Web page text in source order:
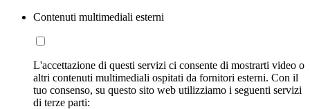
Contenuti multimediali esterni
L'accettazione di questi servizi ci consente di mostrarti video o
altri contenuti multimediali ospitati da fornitori esterni. Con il
tuo consenso, su questo sito web utilizziamo i seguenti servizi
di terze parti: